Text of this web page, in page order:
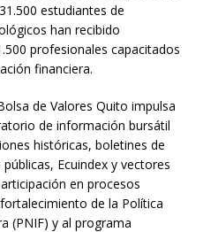
estudiantes de
han recibido
profesionales capacitados
financiera.
de Valores Quito impulsa
de información bursátil
históricas, boletines de
Ecuindex y vectores
en procesos
de la Política
(PNIF) y al programa